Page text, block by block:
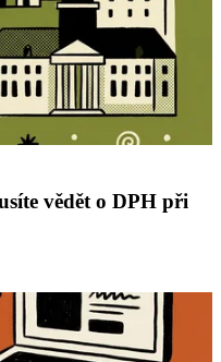
vědět o DPH při